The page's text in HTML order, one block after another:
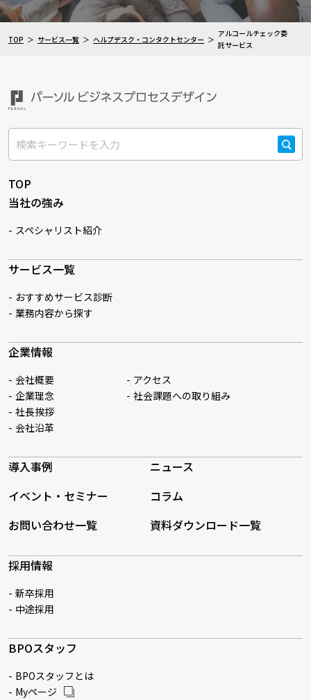
TOP サービス一覧 ヘルプデスク・コンタクトセンター
アルコールチェック委
託サービス
検索
TOP
当社の強み
スペシャリスト紹介
サービス一覧
おすすめサービス診断
業務内容から探す
企業情報
会社概要
企業理念
社長挨拶
会社沿革
アクセス
社会課題への取り組み
導入事例
ニュース
イベント・セミナー
コラム
お問い合わせ一覧
資料ダウンロード一覧
採用情報
新卒採用
中途採用
BPOスタッフ
BPOスタッフとは
Myページ